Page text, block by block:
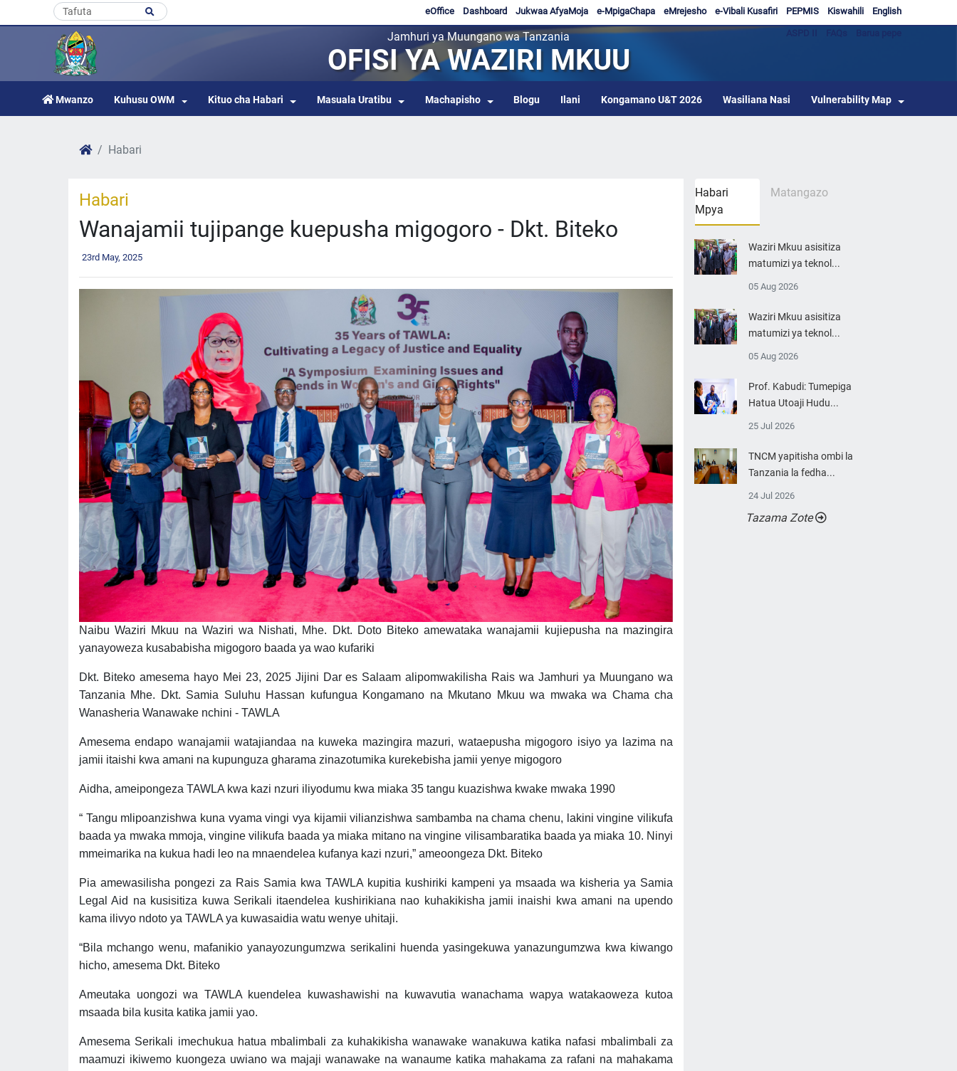
English
Kiswahili
PEPMIS
e-Vibali Kusafiri
eMrejesho
e-MpigaChapa
Jukwaa AfyaMoja
Dashboard
eOffice
Jamhuri ya Muungano wa Tanzania
OFISI YA WAZIRI MKUU
Mwanzo Kuhusu OWM Kituo cha Habari Masuala Uratibu Machapisho Blogu Ilani Kongamano U&T 2026 Wasiliana Nasi Vulnerability Map
Habari
Habari
Wanajamii tujipange kuepusha migogoro - Dkt. Biteko
23rd May, 2025
Naibu Waziri Mkuu na Waziri wa Nishati, Mhe. Dkt. Doto Biteko amewataka wanajamii kujiepusha na mazingira
yanayoweza kusababisha migogoro baada ya wao kufariki
Dkt. Biteko amesema hayo Mei 23, 2025 Jijini Dar es Salaam alipomwakilisha Rais wa Jamhuri ya Muungano wa
Tanzania Mhe. Dkt. Samia Suluhu Hassan kufungua Kongamano na Mkutano Mkuu wa mwaka wa Chama cha
Wanasheria Wanawake nchini - TAWLA
Amesema endapo wanajamii watajiandaa na kuweka mazingira mazuri, wataepusha migogoro isiyo ya lazima na
jamii itaishi kwa amani na kupunguza gharama zinazotumika kurekebisha jamii yenye migogoro
Aidha, ameipongeza TAWLA kwa kazi nzuri iliyodumu kwa miaka 35 tangu kuazishwa kwake mwaka 1990
“ Tangu mlipoanzishwa kuna vyama vingi vya kijamii vilianzishwa sambamba na chama chenu, lakini vingine vilikufa
baada ya mwaka mmoja, vingine vilikufa baada ya miaka mitano na vingine vilisambaratika baada ya miaka 10. Ninyi
mmeimarika na kukua hadi leo na mnaendelea kufanya kazi nzuri,” ameoongeza Dkt. Biteko
Pia amewasilisha pongezi za Rais Samia kwa TAWLA kupitia kushiriki kampeni ya msaada wa kisheria ya Samia
Legal Aid na kusisitiza kuwa Serikali itaendelea kushirikiana nao kuhakikisha jamii inaishi kwa amani na upendo
kama ilivyo ndoto ya TAWLA ya kuwasaidia watu wenye uhitaji.
“Bila mchango wenu, mafanikio yanayozungumzwa serikalini huenda yasingekuwa yanazungumzwa kwa kiwango
hicho, amesema Dkt. Biteko
Ameutaka uongozi wa TAWLA kuendelea kuwashawishi na kuwavutia wanachama wapya watakaoweza kutoa
msaada bila kusita katika jamii yao.
Amesema Serikali imechukua hatua mbalimbali za kuhakikisha wanawake wanakuwa katika nafasi mbalimbali za
maamuzi ikiwemo kuongeza uwiano wa majaji wanawake na wanaume katika mahakama za rafani na mahakama
Habari
Mpya
Matangazo
Waziri Mkuu asisitiza
matumizi ya teknol...
05 Aug 2026
Waziri Mkuu asisitiza
matumizi ya teknol...
05 Aug 2026
Prof. Kabudi: Tumepiga
Hatua Utoaji Hudu...
25 Jul 2026
TNCM yapitisha ombi la
Tanzania la fedha...
24 Jul 2026
Tazama Zote